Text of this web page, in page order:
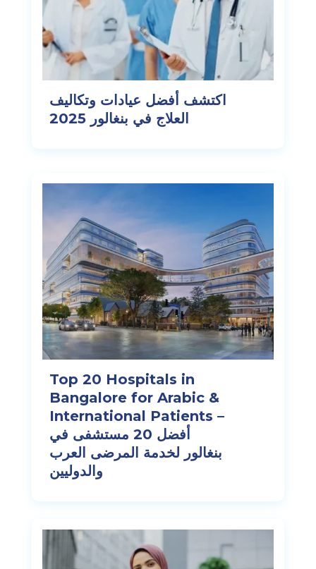
اكتشف أفضل عيادات وتكاليف
العلاج في بنغالور 2025
Top 20 Hospitals in
Bangalore for Arabic &
International Patients –
أفضل 20 مستشفى في
بنغالور لخدمة المرضى العرب
والدوليين